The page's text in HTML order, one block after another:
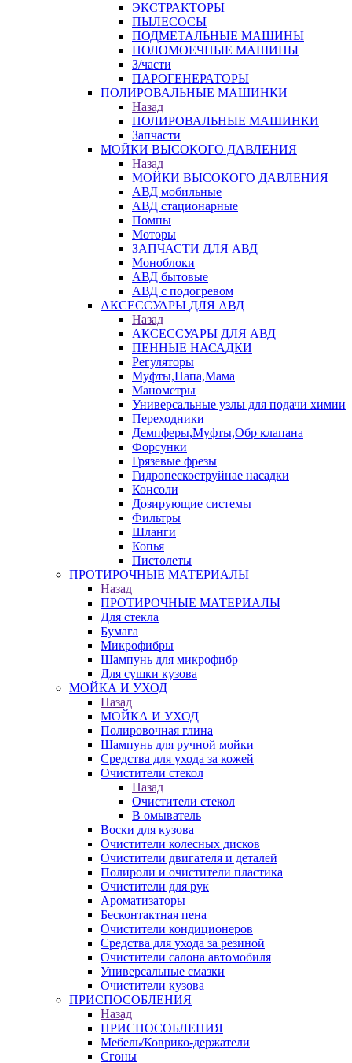
ЭКСТРАКТОРЫ
ПЫЛЕСОСЫ
ПОДМЕТАЛЬНЫЕ МАШИНЫ
ПОЛОМОЕЧНЫЕ МАШИНЫ
З/части
ПАРОГЕНЕРАТОРЫ
ПОЛИРОВАЛЬНЫЕ МАШИНКИ
Назад
ПОЛИРОВАЛЬНЫЕ МАШИНКИ
Запчасти
МОЙКИ ВЫСОКОГО ДАВЛЕНИЯ
Назад
МОЙКИ ВЫСОКОГО ДАВЛЕНИЯ
АВД мобильные
АВД стационарные
Помпы
Моторы
ЗАПЧАСТИ ДЛЯ АВД
Моноблоки
АВД бытовые
АВД с подогревом
АКСЕССУАРЫ ДЛЯ АВД
Назад
АКСЕССУАРЫ ДЛЯ АВД
ПЕННЫЕ НАСАДКИ
Регуляторы
Муфты,Папа,Мама
Манометры
Универсальные узлы для подачи химии
Переходники
Демпферы,Муфты,Обр клапана
Форсунки
Грязевые фрезы
Гидропескоструйнае насадки
Консоли
Дозирующие системы
Фильтры
Шланги
Копья
Пистолеты
ПРОТИРОЧНЫЕ МАТЕРИАЛЫ
Назад
ПРОТИРОЧНЫЕ МАТЕРИАЛЫ
Для стекла
Бумага
Микрофибры
Шампунь для микрофибр
Для сушки кузова
МОЙКА И УХОД
Назад
МОЙКА И УХОД
Полировочная глина
Шампунь для ручной мойки
Средства для ухода за кожей
Очистители стекол
Назад
Очистители стекол
В омыватель
Воски для кузова
Очистители колесных дисков
Очистители двигателя и деталей
Полироли и очистители пластика
Очистители для рук
Ароматизаторы
Бесконтактная пена
Очистители кондиционеров
Средства для ухода за резиной
Очистители салона автомобиля
Универсальные смазки
Очистители кузова
ПРИСПОСОБЛЕНИЯ
Назад
ПРИСПОСОБЛЕНИЯ
Мебель/Коврико-держатели
Сгоны